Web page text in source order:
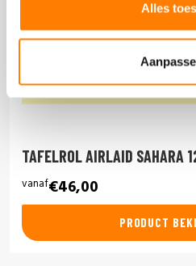
Alles
TAFELROL AIRLAID SAHARA
vanaf€46,00
PRODUCT